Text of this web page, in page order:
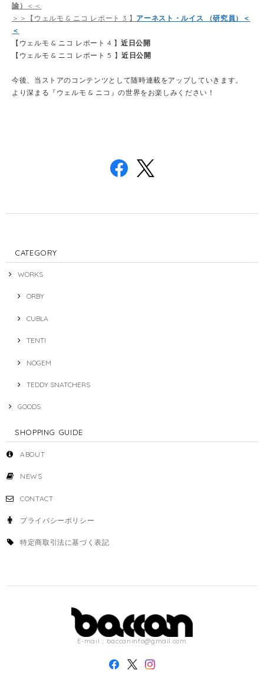
諭）
＜＜
＞＞【ウェルモ & ニコ レポート 3 】 アーネスト・ルイス （研究員）＜
＜
【ウェルモ & ニコ レポート 4 】近日公開
【ウェルモ & ニコ レポート 5 】近日公開
今後、当ストアのコンテンツとして随時連載をアップしていきます。
より深まる『ウェルモ & ニコ』の世界をお楽しみください！
CATEGORY
WORKS
ORBY
CUBLA
TENTI
NOGEM
TEDDY SNATCHERS
GOODS
SHOPPING GUIDE
ABOUT
NEWS
CONTACT
プライバシーポリシー
特定商取引法に基づく表記
E-mail： baccaninfo@gmail.com